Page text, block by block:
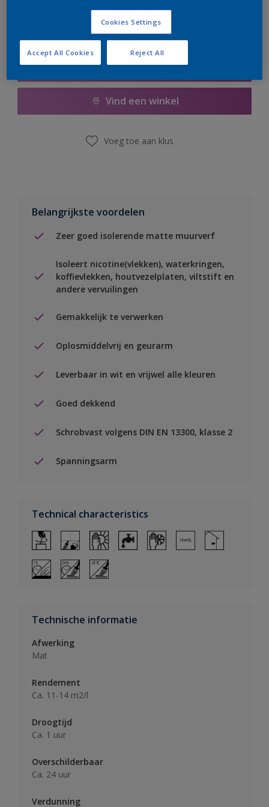
Boodschappenlijst
Vind een winkel
Voeg toe aan klus
Belangrijkste voordelen
Zeer goed isolerende matte muurverf
Isoleert nicotine(vlekken), waterkringen,
koffievlekken, houtvezelplaten, viltstift en
andere vervuilingen
Gemakkelijk te verwerken
Oplosmiddelvrij en geurarm
Leverbaar in wit en vrijwel alle kleuren
Goed dekkend
Schrobvast volgens DIN EN 13300, klasse 2
Spanningsarm
Technical characteristics
Technische informatie
Afwerking
Mat
Rendement
Ca. 11-14 m2/l
Droogtijd
Ca. 1 uur
Overschilderbaar
Ca. 24 uur
Verdunning
Cookies Settings
Reject All
Accept All Cookies